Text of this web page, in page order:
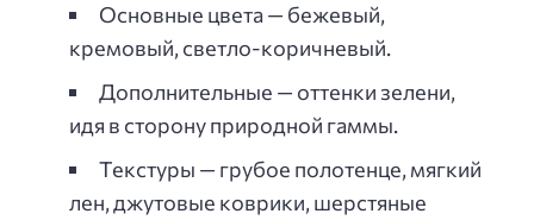
Основные цвета — бежевый,
кремовый, светло-коричневый.
Дополнительные — оттенки зелени,
идя в сторону природной гаммы.
Текстуры — грубое полотенце, мягкий
лен, джутовые коврики, шерстяные